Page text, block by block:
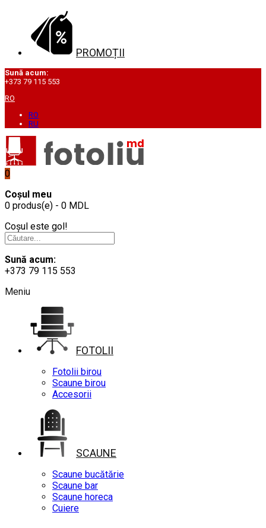
PROMOȚII
Sună acum:
+373 79 115 553
RO
RO
RU
0
Coșul meu
0 produs(e) - 0 MDL
Coșul este gol!
Sună acum:
+373 79 115 553
Meniu
FOTOLII
Fotolii birou
Scaune birou
Accesorii
SCAUNE
Scaune bucătărie
Scaune bar
Scaune horeca
Cuiere